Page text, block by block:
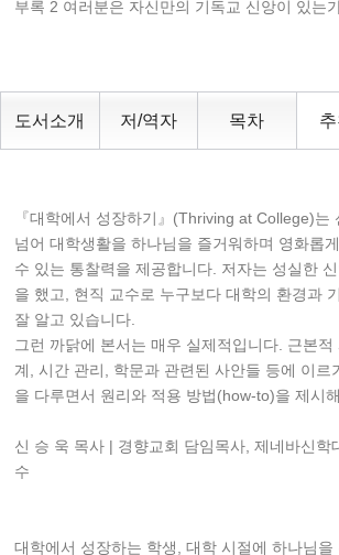
부록 2 여러분은 자신만의 기독교 신앙이 있는
도서소개 저/역자 목차
『대학에서 성장하기』(Thriving at College)는
넘어 대학생활을 하나님을 즐거워하며 영화롭
수 있는 통찰력을 제공합니다. 저자는 성실한
을 했고, 현직 교수로 누구보다 대학의 환경과
잘 알고 있습니다.
그런 까닭에 본서는 매우 실제적입니다. 근본
계, 시간 관리, 학문과 관련된 사안들 등에 이르
을 다루면서 원리와 적용 방법(how-to)을 제시
신 승 욱 목사 | 경향교회 담임목사, 제네바신학
수
대학에서 성장하는 학생, 대학 시절에 하나님을